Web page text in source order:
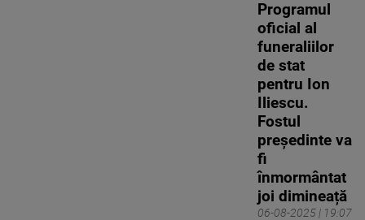
06-08-2025 | 19:07
Programul
oficial al
funeraliilor
de stat
pentru Ion
Iliescu.
Fostul
președinte va
fi
înmormântat
joi dimineață